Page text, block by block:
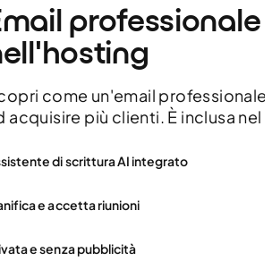
professionale
come un'email
acquisire più clienti. È inclusa nel
di scrittura AI integrato
e accetta riunioni
e senza pubblicità